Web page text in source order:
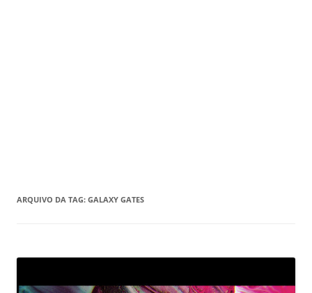
ARQUIVO DA TAG: GALAXY GATES